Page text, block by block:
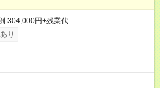
304,000円+残業代
り